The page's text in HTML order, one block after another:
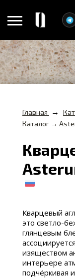
Главная →
Каталог →
Кварцевый
это светло-
глянцевым
изяществом
интерьере
подчёркивая